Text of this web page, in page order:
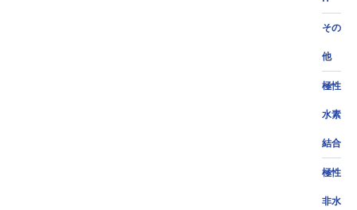
その
他
極性
水素
結合
極性
非水